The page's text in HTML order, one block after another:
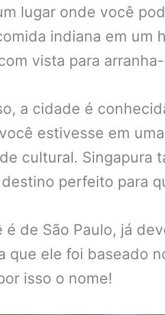
lugar onde você
indiana em um
vista para
a cidade é
estivesse em
cultural. Singapura
perfeito para
é de São Paulo, já
que ele foi baseado
isso o nome!